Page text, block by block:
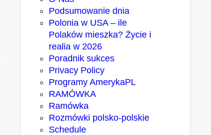
Podsumowanie dnia
Polonia w USA – ile
Polaków mieszka? Życie i
realia w 2026
Poradnik sukces
Privacy Policy
Programy AmerykaPL
RAMÓWKA
Ramówka
Rozmówki polsko-polskie
Schedule